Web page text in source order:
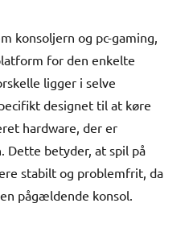
konsoljern og pc-gaming,
for den enkelte
ligger i selve
designet til at køre
hardware, der er
Dette betyder, at spil på
stabilt og problemfrit, da
pågældende konsol.